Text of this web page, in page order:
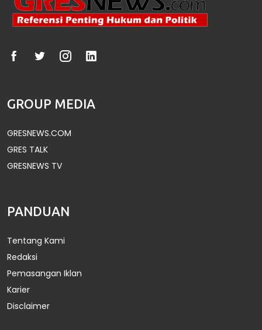
GROUP MEDIA
GRESNEWS.COM
GRES TALK
GRESNEWS TV
PANDUAN
Tentang Kami
Redaksi
Pemasangan Iklan
Karier
Disclaimer